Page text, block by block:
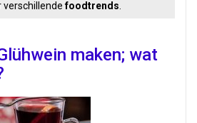
verschillendefoodtrends
maken; wat